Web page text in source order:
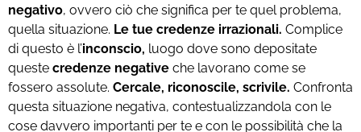
negativo, ovvero ciò che significa per te quel problema,
quella situazione. Le tue credenze irrazionali. Complice
di questo è l’inconscio, luogo dove sono depositate
queste credenze negative che lavorano come se
fossero assolute. Cercale, riconoscile, scrivile. Confronta
questa situazione negativa, contestualizzandola con le
cose davvero importanti per te e con le possibilità che la